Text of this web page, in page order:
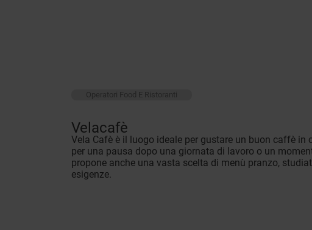
Operatori Food E Ristoranti
Velacafè
Vela Cafè è il luogo ideale per gustare un buon caffè in
per una pausa dopo una giornata di lavoro o un
propone anche una vasta scelta di menù pranzo,
esigenze.